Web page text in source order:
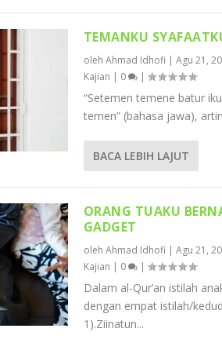
TEMANKU
oleh Ahmad Idhofi | Agu 21,
Kajian | 0 |
“Setemen temene batur
temen” (bahasa jawa),
BACA LEBIH LAJUT
ORANG TUAKU
GADGET
oleh Ahmad Idhofi | Agu 21,
Kajian | 0 |
Dalam al-Qur’an istilah
dengan empat istilah/
1).Ziinatun...